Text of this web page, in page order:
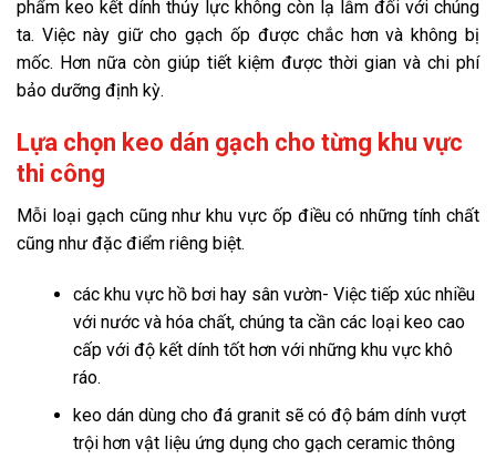
phẩm keo kết dính thủy lực không còn lạ lẫm đối với chúng
ta. Việc này giữ cho gạch ốp được chắc hơn và không bị
mốc. Hơn nữa còn giúp tiết kiệm được thời gian và chi phí
bảo dưỡng định kỳ.
Lựa chọn keo dán gạch cho từng khu vực
thi công
Mỗi loại gạch cũng như khu vực ốp điều có những tính chất
cũng như đặc điểm riêng biệt.
các khu vực hồ bơi hay sân vườn- Việc tiếp xúc nhiều
với nước và hóa chất, chúng ta cần các loại keo cao
cấp với độ kết dính tốt hơn với những khu vực khô
ráo.
keo dán dùng cho đá granit sẽ có độ bám dính vượt
trội hơn vật liệu ứng dụng cho gạch ceramic thông